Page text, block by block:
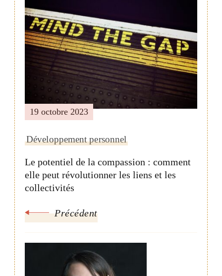
de
publication
19 octobre 2023
Développement personnel
Le potentiel de la compassion : comment
elle peut révolutionner les liens et les
collectivités
Précédent